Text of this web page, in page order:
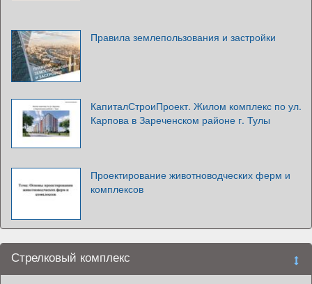
Правила землепользования и застройки
КапиталСтроиПроект. Жилом комплекс по ул.
Карпова в Зареченском районе г. Тулы
Проектирование животноводческих ферм и
комплексов
Стрелковый комплекс